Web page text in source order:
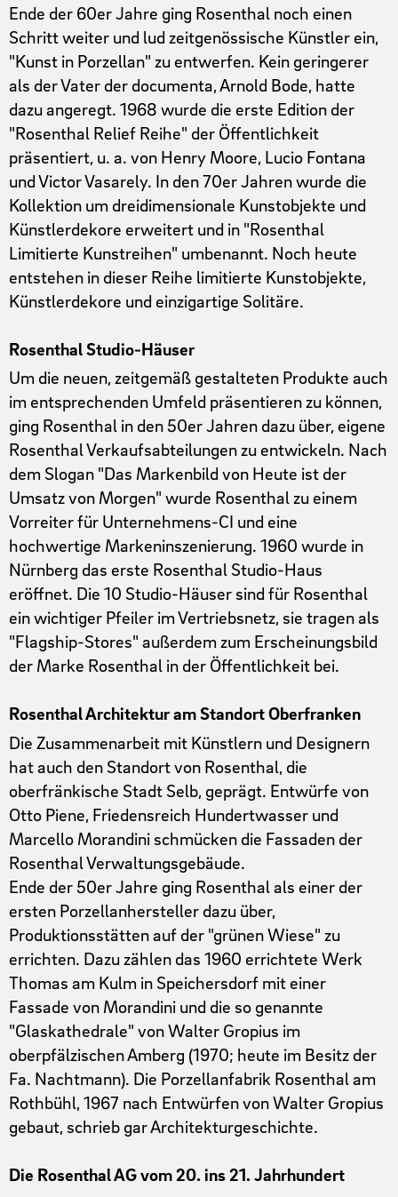
Ende der 60er Jahre ging Rosenthal noch einen
Schritt weiter und lud zeitgenössische Künstler ein,
"Kunst in Porzellan" zu entwerfen. Kein geringerer
als der Vater der documenta, Arnold Bode, hatte
dazu angeregt. 1968 wurde die erste Edition der
"Rosenthal Relief Reihe" der Öffentlichkeit
präsentiert, u. a. von Henry Moore, Lucio Fontana
und Victor Vasarely. In den 70er Jahren wurde die
Kollektion um dreidimensionale Kunstobjekte und
Künstlerdekore erweitert und in "Rosenthal
Limitierte Kunstreihen" umbenannt. Noch heute
entstehen in dieser Reihe limitierte Kunstobjekte,
Künstlerdekore und einzigartige Solitäre.
Rosenthal Studio-Häuser
Um die neuen, zeitgemäß gestalteten Produkte auch
im entsprechenden Umfeld präsentieren zu können,
ging Rosenthal in den 50er Jahren dazu über, eigene
Rosenthal Verkaufsabteilungen zu entwickeln. Nach
dem Slogan "Das Markenbild von Heute ist der
Umsatz von Morgen" wurde Rosenthal zu einem
Vorreiter für Unternehmens-CI und eine
hochwertige Markeninszenierung. 1960 wurde in
Nürnberg das erste Rosenthal Studio-Haus
eröffnet. Die 10 Studio-Häuser sind für Rosenthal
ein wichtiger Pfeiler im Vertriebsnetz, sie tragen als
"Flagship-Stores" außerdem zum Erscheinungsbild
der Marke Rosenthal in der Öffentlichkeit bei.
Rosenthal Architektur am Standort Oberfranken
Die Zusammenarbeit mit Künstlern und Designern
hat auch den Standort von Rosenthal, die
oberfränkische Stadt Selb, geprägt. Entwürfe von
Otto Piene, Friedensreich Hundertwasser und
Marcello Morandini schmücken die Fassaden der
Rosenthal Verwaltungsgebäude.
Ende der 50er Jahre ging Rosenthal als einer der
ersten Porzellanhersteller dazu über,
Produktionsstätten auf der "grünen Wiese" zu
errichten. Dazu zählen das 1960 errichtete Werk
Thomas am Kulm in Speichersdorf mit einer
Fassade von Morandini und die so genannte
"Glaskathedrale" von Walter Gropius im
oberpfälzischen Amberg (1970; heute im Besitz der
Fa. Nachtmann). Die Porzellanfabrik Rosenthal am
Rothbühl, 1967 nach Entwürfen von Walter Gropius
gebaut, schrieb gar Architekturgeschichte.
Die Rosenthal AG vom 20. ins 21. Jahrhundert